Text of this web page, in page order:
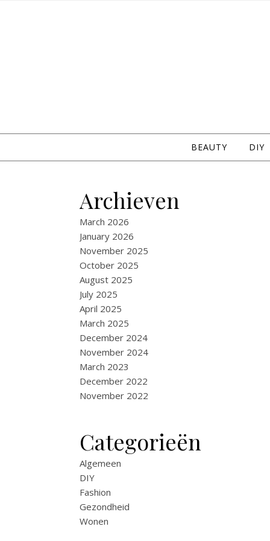
BEAUTY DIY
Archieven
March 2026
January 2026
November 2025
October 2025
August 2025
July 2025
April 2025
March 2025
December 2024
November 2024
March 2023
December 2022
November 2022
Categorieën
Algemeen
DIY
Fashion
Gezondheid
Wonen